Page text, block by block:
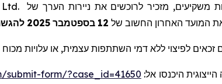
משקיעים, מזכיר לרוכשים את ניירות הערך של
את המועד האחרון החשוב של 12 בספטמבר 2025
זכאים לפיצוי ללא דמי השתתפות עצמית, או עלויות
היכנסו אל: submit-form/?case_id=41650